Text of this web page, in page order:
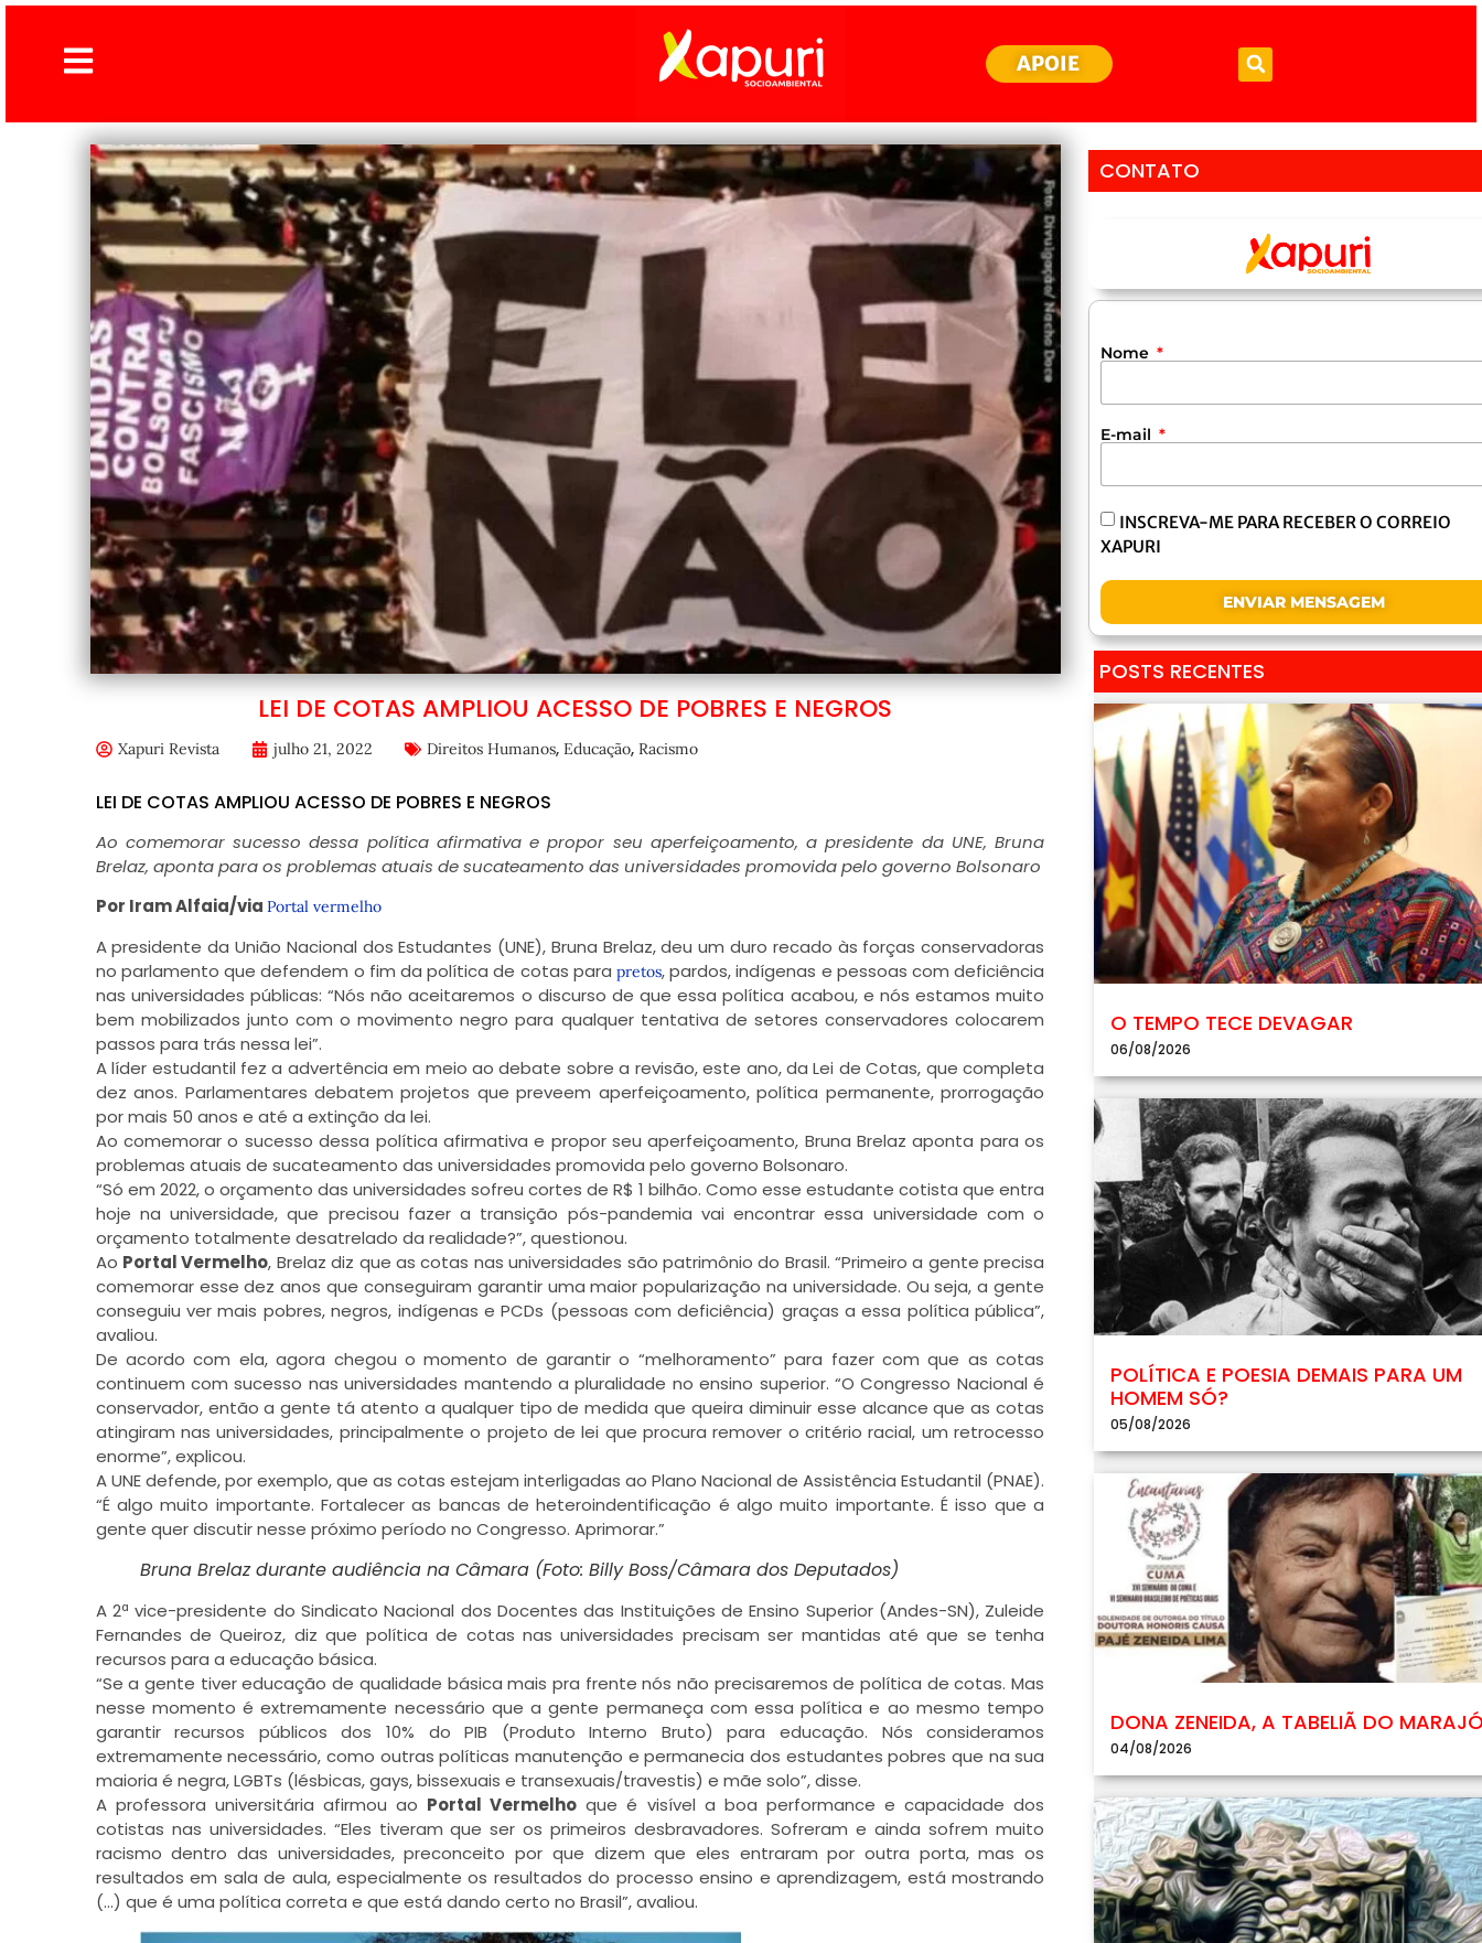
APOIE
LEI DE COTAS AMPLIOU ACESSO DE POBRES E NEGROS
Xapuri Revista julho 21, 2022 Direitos Humanos, Educação, Racismo
LEI DE COTAS AMPLIOU ACESSO DE POBRES E NEGROS
Ao comemorar sucesso dessa política afirmativa e propor seu aperfeiçoamento, a presidente da UNE, Bruna
Brelaz, aponta para os problemas atuais de sucateamento das universidades promovida pelo governo Bolsonaro
Por Iram Alfaia/via Portal vermelho
A presidente da União Nacional dos Estudantes (UNE), Bruna Brelaz, deu um duro recado às forças conservadoras
no parlamento que defendem o fim da política de cotas para pretos, pardos, indígenas e pessoas com deficiência
nas universidades públicas: “Nós não aceitaremos o discurso de que essa política acabou, e nós estamos muito
bem mobilizados junto com o movimento negro para qualquer tentativa de setores conservadores colocarem
passos para trás nessa lei”.
A líder estudantil fez a advertência em meio ao debate sobre a revisão, este ano, da Lei de Cotas, que completa
dez anos. Parlamentares debatem projetos que preveem aperfeiçoamento, política permanente, prorrogação
por mais 50 anos e até a extinção da lei.
Ao comemorar o sucesso dessa política afirmativa e propor seu aperfeiçoamento, Bruna Brelaz aponta para os
problemas atuais de sucateamento das universidades promovida pelo governo Bolsonaro.
“Só em 2022, o orçamento das universidades sofreu cortes de R$ 1 bilhão. Como esse estudante cotista que entra
hoje na universidade, que precisou fazer a transição pós-pandemia vai encontrar essa universidade com o
orçamento totalmente desatrelado da realidade?”, questionou.
Ao Portal Vermelho, Brelaz diz que as cotas nas universidades são patrimônio do Brasil. “Primeiro a gente precisa
comemorar esse dez anos que conseguiram garantir uma maior popularização na universidade. Ou seja, a gente
conseguiu ver mais pobres, negros, indígenas e PCDs (pessoas com deficiência) graças a essa política pública”,
avaliou.
De acordo com ela, agora chegou o momento de garantir o “melhoramento” para fazer com que as cotas
continuem com sucesso nas universidades mantendo a pluralidade no ensino superior. “O Congresso Nacional é
conservador, então a gente tá atento a qualquer tipo de medida que queira diminuir esse alcance que as cotas
atingiram nas universidades, principalmente o projeto de lei que procura remover o critério racial, um retrocesso
enorme”, explicou.
A UNE defende, por exemplo, que as cotas estejam interligadas ao Plano Nacional de Assistência Estudantil (PNAE).
“É algo muito importante. Fortalecer as bancas de heteroindentificação é algo muito importante. É isso que a
gente quer discutir nesse próximo período no Congresso. Aprimorar.”
Bruna Brelaz durante audiência na Câmara (Foto: Billy Boss/Câmara dos Deputados)
A 2ª vice-presidente do Sindicato Nacional dos Docentes das Instituições de Ensino Superior (Andes-SN), Zuleide
Fernandes de Queiroz, diz que política de cotas nas universidades precisam ser mantidas até que se tenha
recursos para a educação básica.
“Se a gente tiver educação de qualidade básica mais pra frente nós não precisaremos de política de cotas. Mas
nesse momento é extremamente necessário que a gente permaneça com essa política e ao mesmo tempo
garantir recursos públicos dos 10% do PIB (Produto Interno Bruto) para educação. Nós consideramos
extremamente necessário, como outras políticas manutenção e permanecia dos estudantes pobres que na sua
maioria é negra, LGBTs (lésbicas, gays, bissexuais e transexuais/travestis) e mãe solo”, disse.
A professora universitária afirmou ao Portal Vermelho que é visível a boa performance e capacidade dos
cotistas nas universidades. “Eles tiveram que ser os primeiros desbravadores. Sofreram e ainda sofrem muito
racismo dentro das universidades, preconceito por que dizem que eles entraram por outra porta, mas os
resultados em sala de aula, especialmente os resultados do processo ensino e aprendizagem, está mostrando
(…) que é uma política correta e que está dando certo no Brasil”, avaliou.
CONTATO
Nome
E-mail
INSCREVA-ME PARA RECEBER O CORREIO
XAPURI
ENVIAR MENSAGEM
POSTS RECENTES
O TEMPO TECE DEVAGAR
06/08/2026
POLÍTICA E POESIA DEMAIS PARA UM
HOMEM SÓ?
05/08/2026
DONA ZENEIDA, A TABELIÃ DO
04/08/2026